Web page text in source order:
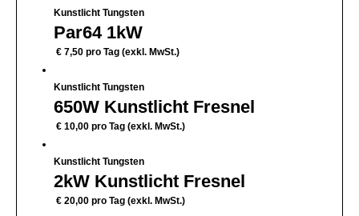
Kunstlicht Tungsten
Par64 1kW
€ 7,50 pro Tag (exkl. MwSt.)
Kunstlicht Tungsten
650W Kunstlicht Fresnel
€ 10,00 pro Tag (exkl. MwSt.)
Kunstlicht Tungsten
2kW Kunstlicht Fresnel
€ 20,00 pro Tag (exkl. MwSt.)